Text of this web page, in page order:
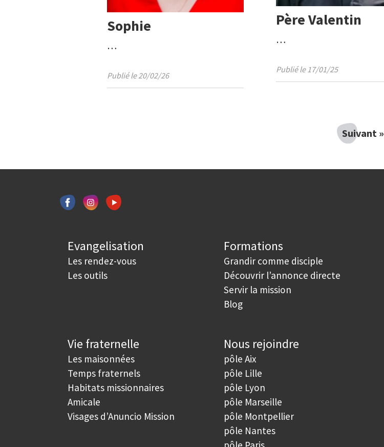
Sophie
…
Publié le 20/02/26
Père Valentin
…
Publié le 17/01/25
Suivant »
Evangelisation
Les rendez-vous
Les outils
Formations
Grandir comme disciple
Découvrir l’annonce directe
Servir la mission
Blog
Vie fraternelle
Les maisonnées
Temps fraternels
Habitats missionnaires
Amicale
Visages d’Anuncio Mission
Nous rejoindre
pôle Aix
pôle Lille
pôle Lyon
pôle Marseille
pôle Montpellier
pôle Nantes